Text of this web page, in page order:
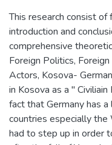
This research consist
introduction and
comprehensive
Foreign Politics,
Actors, Kosova-
in Kosova as a "
fact that Germany has
countries especially
had to step up in order